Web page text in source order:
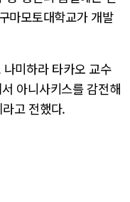
마모토대학교가 개발
미하라 타카오 교수
아니사키스를 감전해
고 전했다.